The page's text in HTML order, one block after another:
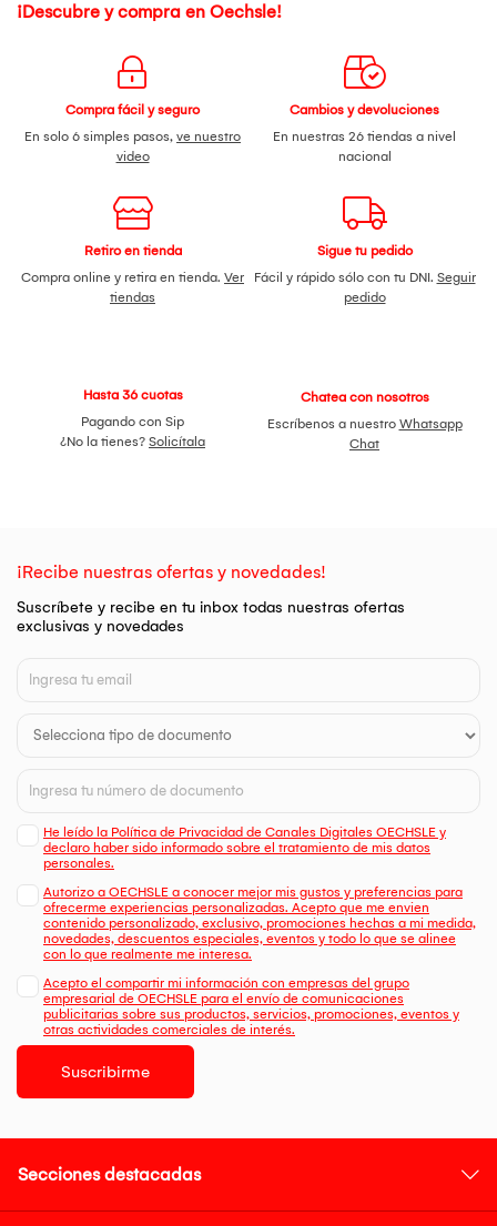
¡Descubre y compra en Oechsle!
Compra fácil y seguro
En solo 6 simples pasos, ve nuestro
video
Cambios y devoluciones
En nuestras 26 tiendas a nivel
nacional
Retiro en tienda
Compra online y retira en tienda. Ver
tiendas
Sigue tu pedido
Fácil y rápido sólo con tu DNI. Seguir
pedido
Hasta 36 cuotas
Pagando con Sip
¿No la tienes? Solicítala
Chatea con nosotros
Escríbenos a nuestro Whatsapp
Chat
¡Recibe nuestras ofertas y novedades!
Suscríbete y recibe en tu inbox todas nuestras ofertas
exclusivas y novedades
He leído la Política de Privacidad de Canales Digitales OECHSLE y
declaro haber sido informado sobre el tratamiento de mis datos
personales.
Autorizo a OECHSLE a conocer mejor mis gustos y preferencias para
ofrecerme experiencias personalizadas. Acepto que me envien
contenido personalizado, exclusivo, promociones hechas a mi medida,
novedades, descuentos especiales, eventos y todo lo que se alinee
con lo que realmente me interesa.
Acepto el compartir mi información con empresas del grupo
empresarial de OECHSLE para el envío de comunicaciones
publicitarias sobre sus productos, servicios, promociones, eventos y
otras actividades comerciales de interés.
Suscribirme
Secciones destacadas